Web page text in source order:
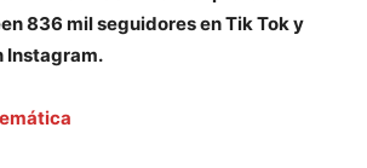
836 mil seguidores en Tik Tok y
Instagram.